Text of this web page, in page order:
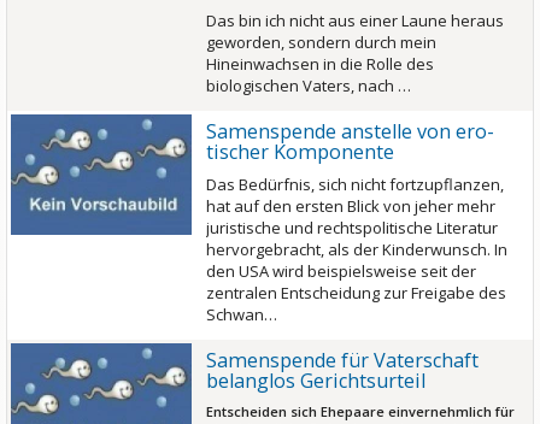
Das bin ich nicht aus einer Laune heraus
geworden, sondern durch mein
Hineinwachsen in die Rolle des
biologischen Vaters, nach …
Samen­spende anstelle von ero­
tischer Kompo­nente
Das Bedürfnis, sich nicht fortzupflanzen,
hat auf den ersten Blick von jeher mehr
juristische und rechtspolitische Literatur
hervorgebracht, als der Kinderwunsch. In
den USA wird beispielsweise seit der
zentralen Entscheidung zur Freigabe des
Schwan…
Samenspende für Vaterschaft
belanglos Gerichtsurteil
Entscheiden sich Ehepaare einvernehmlich für